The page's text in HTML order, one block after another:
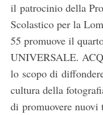
il patrocinio della
Scolastico per la
55 promuove il
UNIVERSALE.
lo scopo di
cultura della
di promuovere nuovi